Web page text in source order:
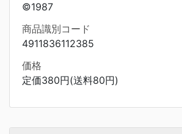
©1987
商品識別コード
4911836112385
価格
定価380円(送料80円)